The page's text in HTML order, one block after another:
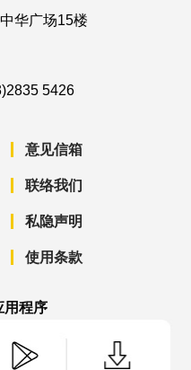
华广场15楼
5426
意见信箱
联络我们
私隐声明
使用条款
用程序